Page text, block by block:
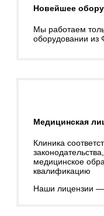
Новейшее
Мы работаем
оборудовании из
Медицинская
Клиника
медицинское
квалификацию
Наши лицензии —